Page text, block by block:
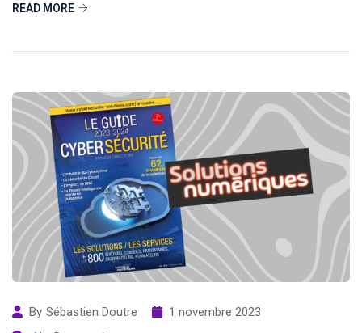
READ MORE
By Sébastien Doutre
1 novembre 2023